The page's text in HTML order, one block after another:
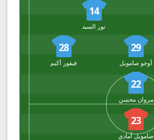
14
نور السيد
29
أوجو صامويل
28
فيفور أكيم
22
مروان محسن
23
صامويل أمادي